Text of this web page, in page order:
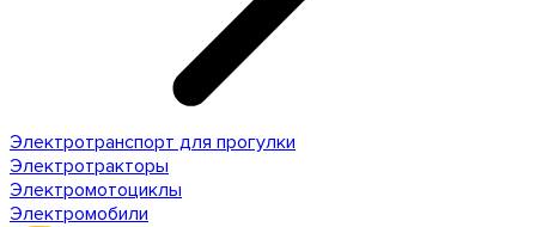
Электротранспорт для прогулки
Электротракторы
Электромотоциклы
Электромобили